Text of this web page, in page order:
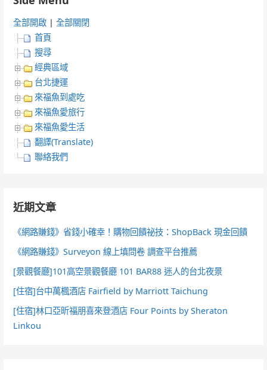
全部開啟 |全部關閉
首頁
搜尋
經典區域
台北捷運
來福魚到處吃
來福魚愛旅行
來福魚愛生活
翻譯(Translate)
聯絡我們
近期文章
《網路賺錢》省錢小確幸！購物回饋祕技：ShopBack 現金回饋
《網路賺錢》Surveyon 線上填問卷 調查平台推薦
[景觀餐廳]101高空景觀餐廳 101 BAR88 迷人的台北夜景
[住宿]台中萬楓酒店 Fairfield by Marriott Taichung
[住宿]林口亞昕福朋喜來登酒店 Four Points by Sheraton
Linkou